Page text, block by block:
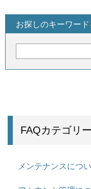
お探しのキーワー
FAQカテゴリ
メンテナンスにつ